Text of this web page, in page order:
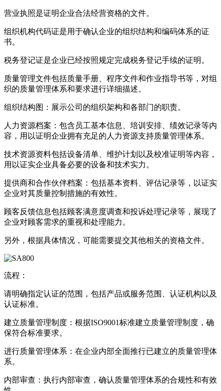
营业执照是证明企业合法经营资格的文件。
组织机构代码证是用于确认企业的组织结构和编码体系的证
书。
税务登记证是企业已经按照规定完成税务登记手续的证明。
质量管理文件包括质量手册、程序文件和作业指导书等，对组
织的质量管理体系和要求进行详细描述。
组织结构图：展示公司的组织架构和各部门的职责。
人力资源档案：包含员工基本信息、培训安排、绩效记录等内
容，用以证明企业拥有充足的人力资源支持质量管理体系。
技术资源资料包括设备清单、维护计划以及校准证明等内容，
用以证实企业具备必要的设备和技术实力。
提供商和合作伙伴档案：包括基本资料、评估记录等，以证实
企业对其质量控制措施的有效性。
顾客反馈信息包括顾客满意度调查和投诉处理记录等，展现了
企业对顾客需求的重视和处理能力。
另外，根据具体情况，可能需要提交其他相关的资格文件。
流程：
请明确指定认证的范围，包括产品或服务范围、认证机构以及
认证标准。
建立质量管理制度：根据ISO9001标准建立质量管理制度，确
保符合标准要求。
进行质量管理体系：在企业内部全面推行已建立的质量管理体
系。
内部审查：执行内部审查，确认质量管理体系的合规性和有效